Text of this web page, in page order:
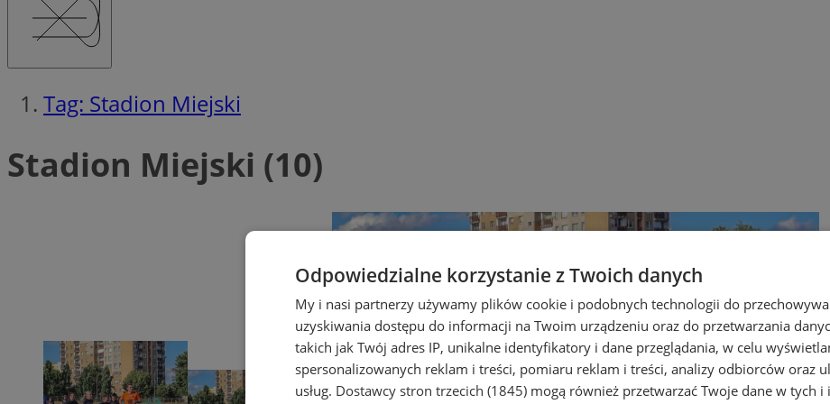
Tag: Stadion Miejski
Stadion Miejski (10)
Odpowiedzialne korzystanie z Twoich danych
My i nasi partnerzy używamy plików cookie i podobnych technologii do
uzyskiwania dostępu do informacji na Twoim urządzeniu oraz do przetwarzania
takich jak Twój adres IP, unikalne identyfikatory i dane przeglądania, w celu
spersonalizowanych reklam i treści, pomiaru reklam i treści, analizy odbiorców oraz
usług. Dostawcy stron trzecich (1845) mogą również przetwarzać Twoje dane w tych i